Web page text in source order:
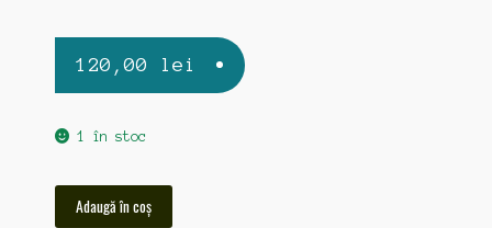
120,00 lei
1 în stoc
Atheneul
Adaugă în coș